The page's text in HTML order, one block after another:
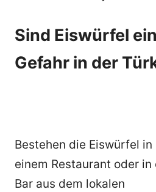
Sind Eiswürfel
Gefahr in der
Bestehen die Eiswürfel in
einem Restaurant oder in
Bar aus dem lokalen